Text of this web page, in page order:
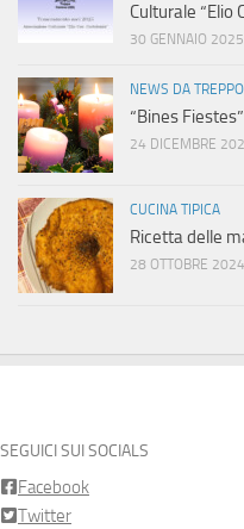
Culturale “Elio
30 GENNAIO 2025
NEWS DA
“Bines
24 DICEMBRE
CUCINA TIPICA
Ricetta delle
28 OTTOBRE 2024
SEGUICI SUI SOCIALS
Facebook
Twitter